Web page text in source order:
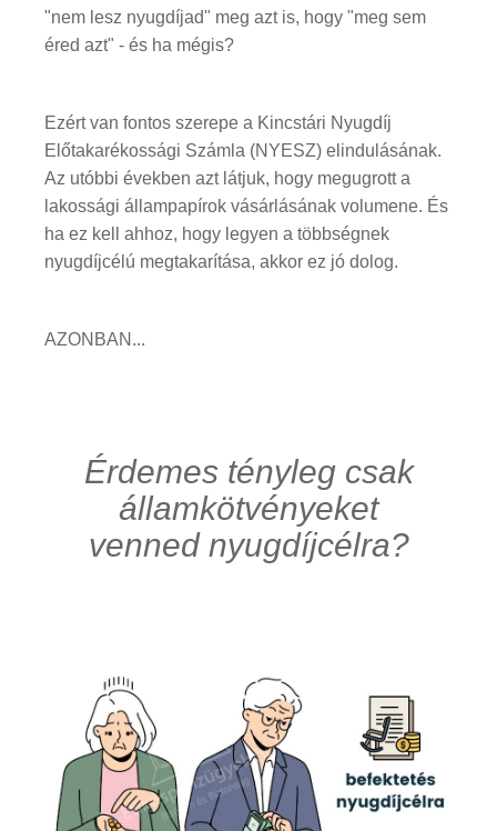
"nem lesz nyugdíjad" meg azt is, hogy "meg sem
éred azt" - és ha mégis?
Ezért van fontos szerepe a Kincstári Nyugdíj
Előtakarékossági Számla (NYESZ) elindulásának.
Az utóbbi években azt látjuk, hogy megugrott a
lakossági állampapírok vásárlásának volumene. És
ha ez kell ahhoz, hogy legyen a többségnek
nyugdíjcélú megtakarítása, akkor ez jó dolog.
AZONBAN...
Érdemes tényleg csak
államkötvényeket
venned nyugdíjcélra?